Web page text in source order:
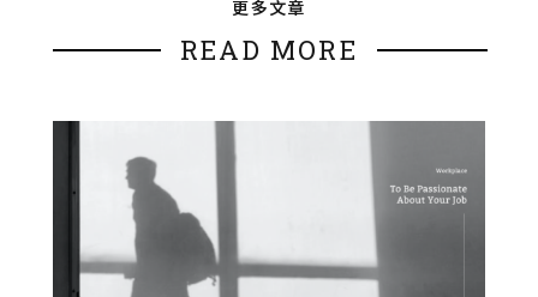
更多文章
READ MORE